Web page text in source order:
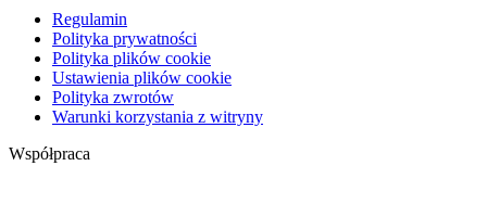
Regulamin
Polityka prywatności
Polityka plików cookie
Ustawienia plików cookie
Polityka zwrotów
Warunki korzystania z witryny
Współpraca